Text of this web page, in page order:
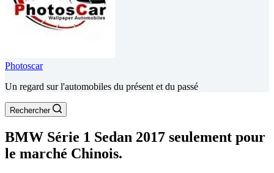
Photoscar
Un regard sur l'automobiles du présent et du passé
Rechercher
BMW Série 1 Sedan 2017 seulement pour
le marché Chinois.